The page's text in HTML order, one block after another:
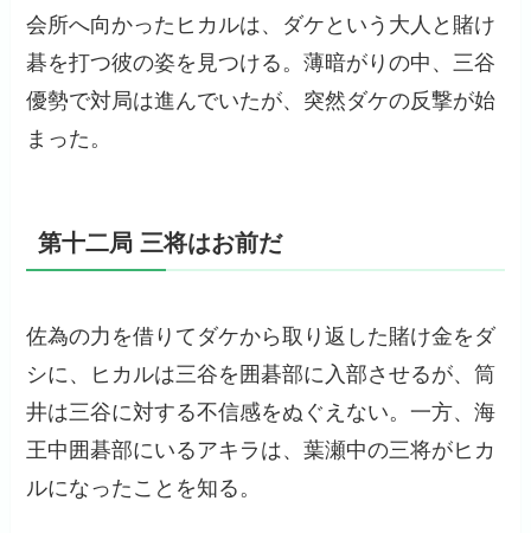
会所へ向かったヒカルは、ダケという大人と賭け
碁を打つ彼の姿を見つける。薄暗がりの中、三谷
優勢で対局は進んでいたが、突然ダケの反撃が始
まった。
第十二局 三将はお前だ
佐為の力を借りてダケから取り返した賭け金をダ
シに、ヒカルは三谷を囲碁部に入部させるが、筒
井は三谷に対する不信感をぬぐえない。一方、海
王中囲碁部にいるアキラは、葉瀬中の三将がヒカ
ルになったことを知る。